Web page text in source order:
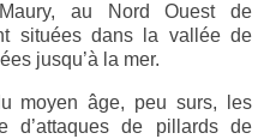
au Nord Ouest de
situées dans la vallée de
jusqu’à la mer.
moyen âge, peu surs, les
d’attaques de pillards de